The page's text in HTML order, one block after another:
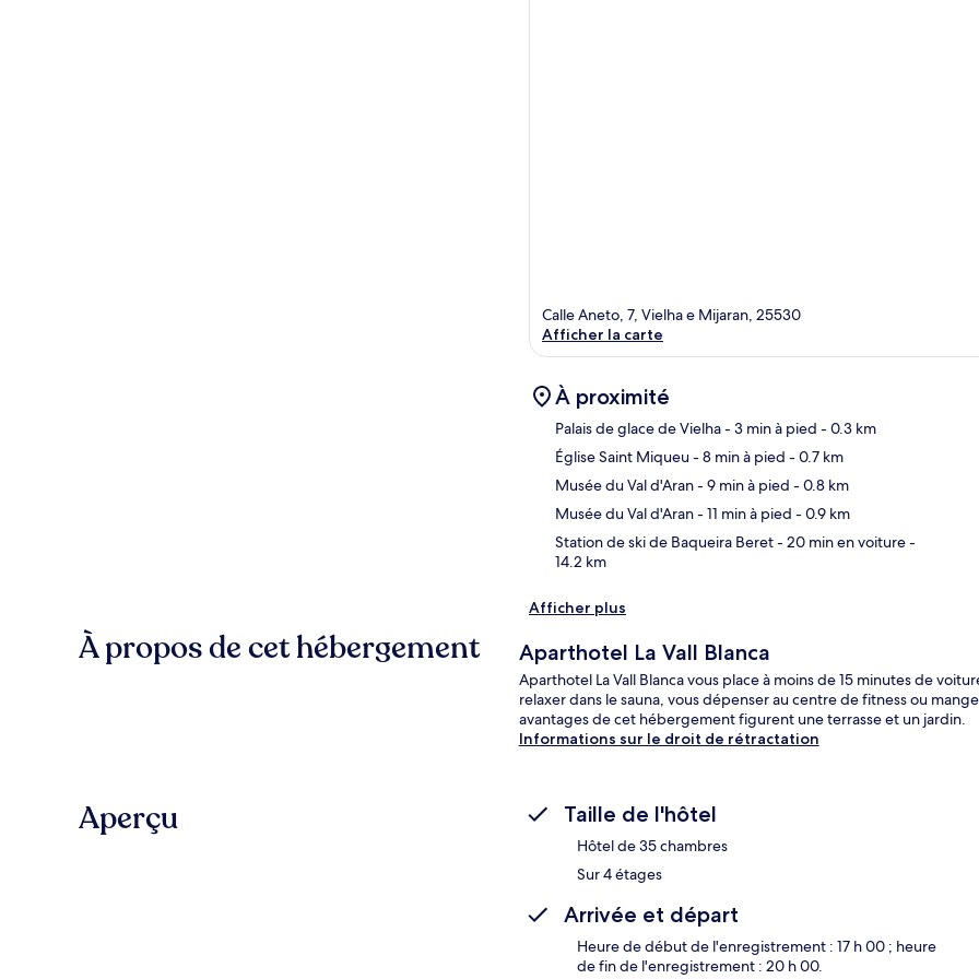
Calle Aneto, 7, Vielha e Mijaran, 25530
Afficher la carte
À proximité
Palais de glace de Vielha- 3 min à pied - 0.3 km
Église Saint Miqueu- 8 min à pied - 0.7 km
Musée du Val d'Aran- 9 min à pied - 0.8 km
Musée du Val d'Aran- 11 min à pied - 0.9 km
Station de ski de Baqueira Beret- 20 min en voiture-
14.2 km
Afficher plus
À propos de cet hébergement Aparthotel La Vall Blanca
Aparthotel La Vall Blanca vous place à moins de 15 minutes de
relaxer dans le sauna, vous dépenser au centre de fitness ou
avantages de cet hébergement figurent une terrasse et un jardin.
Informations sur le droit de rétractation
Aperçu Taille de l'hôtel
Hôtel de 35 chambres
Sur 4 étages
Arrivée et départ
Heure de début de l'enregistrement : 17 h 00 ; heure
de fin de l'enregistrement : 20 h 00.